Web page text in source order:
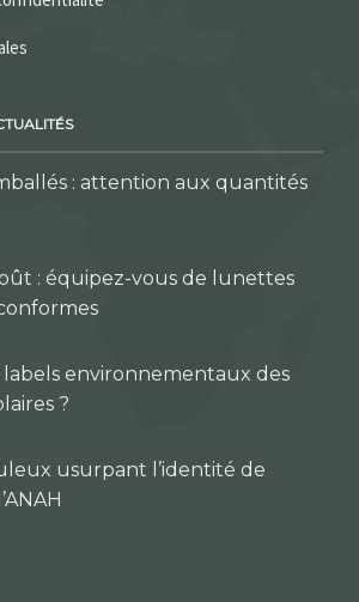
: attention aux quantités
: équipez-vous de lunettes
environnementaux des
?
usurpant l’identité de